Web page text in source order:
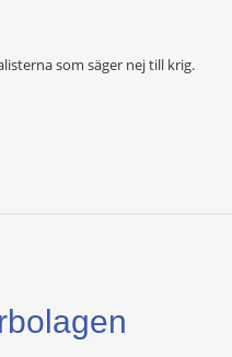
som säger nej till krig.